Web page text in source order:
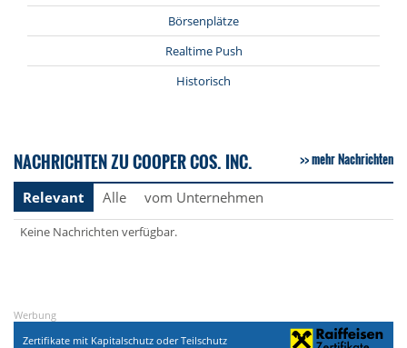
Börsenplätze
Realtime Push
Historisch
NACHRICHTEN ZU COOPER COS. INC. mehr Nachrichten
Relevant Alle vom Unternehmen
Keine Nachrichten verfügbar.
Werbung
Zertifikate mit Kapitalschutz oder Teilschutz